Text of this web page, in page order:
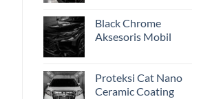
Black Chrome
Aksesoris Mobil
Proteksi Cat Nano
Ceramic Coating